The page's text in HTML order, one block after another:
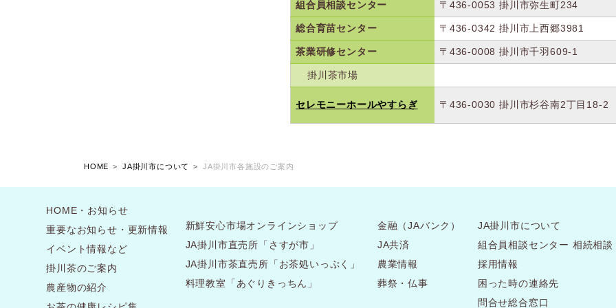
組合員相談センター 〒436-0053 掛川市弥生町234
総合育苗センター 〒436-0342 掛川市上西郷3981
茶業研修センター 〒436-0008 掛川市千羽609-1
掛川茶市場
セレモニーホールやすらぎ 〒436-0030 掛川市杉谷南2丁目18-2
HOME JA掛川市について JA掛川市各施設のご案内
HOME・お知らせ
重要なお知らせ・更新情報
イベント情報など
掛川茶のご案内
農産物の紹介
新鮮安心市場オンラインショップ
JA掛川市直売所「さすが市」
JA掛川市茶直売所「お茶処いっぷく」
料理教室「あぐりきっちん」
金融（JAバンク）
JA共済
農業情報
葬祭・仏事
JA掛川市について
組合員相談センター 相続相談
採用情報
困った時の連絡先
問合せ総合窓口